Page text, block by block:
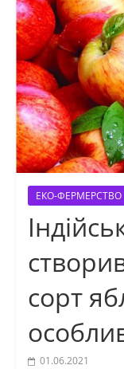
ЕКО-ФЕРМЕРСТВО
сорт
01.06.2021